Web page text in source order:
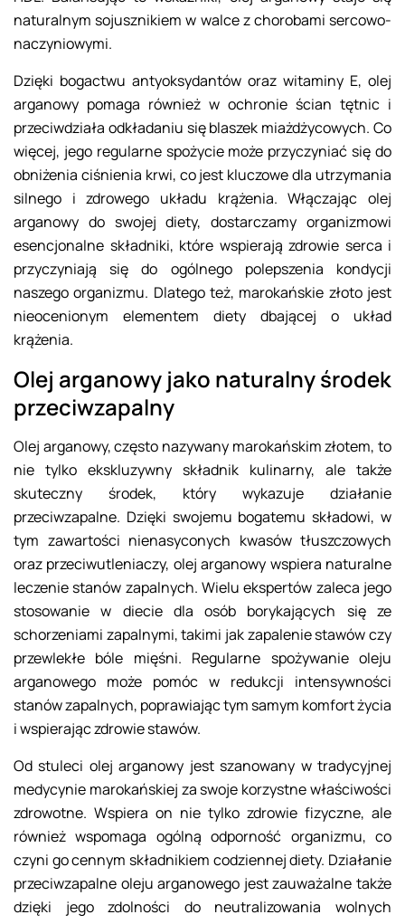
naturalnym sojusznikiem w walce z chorobami sercowo-
naczyniowymi.
Dzięki bogactwu antyoksydantów oraz witaminy E, olej
arganowy pomaga również w ochronie ścian tętnic i
przeciwdziała odkładaniu się blaszek miażdżycowych. Co
więcej, jego regularne spożycie może przyczyniać się do
obniżenia ciśnienia krwi, co jest kluczowe dla utrzymania
silnego i zdrowego układu krążenia. Włączając olej
arganowy do swojej diety, dostarczamy organizmowi
esencjonalne składniki, które wspierają zdrowie serca i
przyczyniają się do ogólnego polepszenia kondycji
naszego organizmu. Dlatego też, marokańskie złoto jest
nieocenionym elementem diety dbającej o układ
krążenia.
Olej arganowy jako naturalny środek
przeciwzapalny
Olej arganowy, często nazywany marokańskim złotem, to
nie tylko ekskluzywny składnik kulinarny, ale także
skuteczny środek, który wykazuje działanie
przeciwzapalne. Dzięki swojemu bogatemu składowi, w
tym zawartości nienasyconych kwasów tłuszczowych
oraz przeciwutleniaczy, olej arganowy wspiera naturalne
leczenie stanów zapalnych. Wielu ekspertów zaleca jego
stosowanie w diecie dla osób borykających się ze
schorzeniami zapalnymi, takimi jak zapalenie stawów czy
przewlekłe bóle mięśni. Regularne spożywanie oleju
arganowego może pomóc w redukcji intensywności
stanów zapalnych, poprawiając tym samym komfort życia
i wspierając zdrowie stawów.
Od stuleci olej arganowy jest szanowany w tradycyjnej
medycynie marokańskiej za swoje korzystne właściwości
zdrowotne. Wspiera on nie tylko zdrowie fizyczne, ale
również wspomaga ogólną odporność organizmu, co
czyni go cennym składnikiem codziennej diety. Działanie
przeciwzapalne oleju arganowego jest zauważalne także
dzięki jego zdolności do neutralizowania wolnych